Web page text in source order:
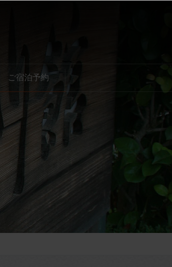
ご宿泊予約